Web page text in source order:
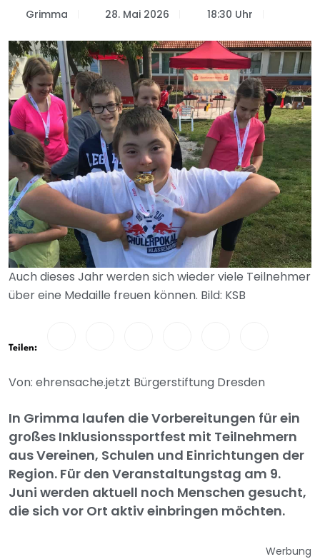
Grimma 28. Mai 2026 18:30 Uhr
Auch dieses Jahr werden sich wieder viele Teilnehmer
über eine Medaille freuen können. Bild: KSB
Teilen:
Von: ehrensache.jetzt Bürgerstiftung Dresden
In Grimma laufen die Vorbereitungen für ein
großes Inklusionssportfest mit Teilnehmern
aus Vereinen, Schulen und Einrichtungen der
Region. Für den Veranstaltungstag am 9.
Juni werden aktuell noch Menschen gesucht,
die sich vor Ort aktiv einbringen möchten.
Werbung